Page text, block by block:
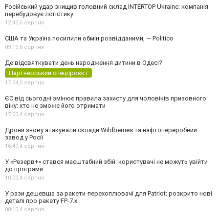
Російський удар знищив головний склад INTERTOP Ukraine: компанія
перебудовує логістику
12:43,6 серпня
США та Україна посилили обмін розвідданими, — Politico
09:19,6 серпня
Де відсвяткувати день народження дитини в Одесі?
Партнерський спецпроєкт
17:34,5 серпня
ЄС від сьогодні змінює правила захисту для чоловіків призовного
віку: хто не зможе його отримати
17:00,4 серпня
Дрони знову атакували склади Wildberries та нафтопереробний
завод у Росії
16:47,4 серпня
У «Резерв+» стався масштабний збій: користувачі не можуть увійти
до програми
10:00,4 серпня
У рази дешевша за ракети-перехоплювачі для Patriot: розкрито нові
деталі про ракету FP-7.x
08:10,4 серпня